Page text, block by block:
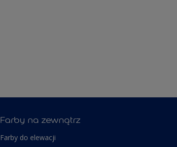
Farby na zewnątrz
Farby do elewacji